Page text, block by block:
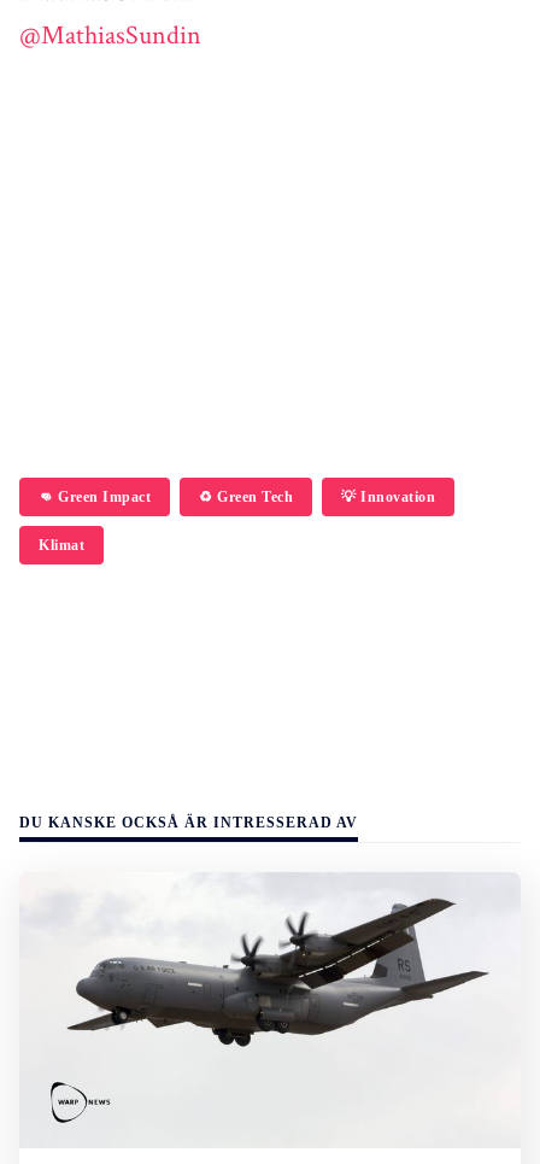
@MathiasSundin
👊 Green Impact ♻️ Green Tech 💡 Innovation
Klimat
DU KANSKE OCKSÅ ÄR INTRESSERAD AV